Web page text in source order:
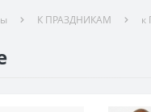
К ПРАЗДНИКАМ к